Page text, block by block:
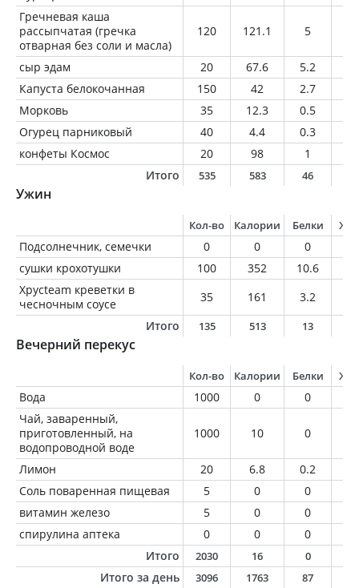
Гречневая каша
рассыпчатая (гречка
отварная без соли и масла)
120 121.1 5
сыр эдам 20 67.6 5.2
Капуста белокочанная
150 42 2.7
Морковь
35 12.3 0.5
Огурец парниковый
40 4.4 0.3
конфеты Космос
20 98 1
Итого
535 583 46
Ужин
Кол-во Калории Белки
Подсолнечник, семечки 0 0 0
сушки крохотушки
100 352 10.6
Хрусteam креветки в
чесночным соусе
35 161 3.2
Итого
135 513 13
Вечерний перекус
Кол-во Калории Белки
Вода 1000 0 0
Чай, заваренный,
приготовленный, на
водопроводной воде
1000 10 0
Лимон 20 6.8 0.2
Соль поваренная пищевая
5 0 0
витамин железо
5 0 0
спирулина аптека
0 0 0
Итого
2030 16 0
Итого за день 3096 1763 87